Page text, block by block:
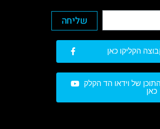
שליחה
הקליקו כאן
של וידאו הד הקלק
כאן